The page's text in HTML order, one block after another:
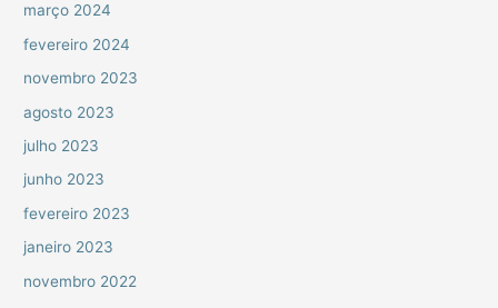
março 2024
fevereiro 2024
novembro 2023
agosto 2023
julho 2023
junho 2023
fevereiro 2023
janeiro 2023
novembro 2022